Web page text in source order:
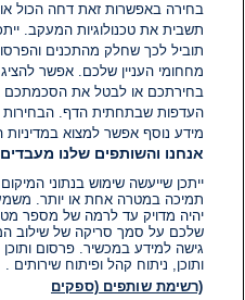
הוסף תגובה
בחירה באפשרות זאת דחה הכול
תשבית את טכנולוגיות המעקב.
תוביל לכך שחלק מהתכנים
מחחומי העניין שלכם. אפשר
בחירתכם או לבטל את הסכמתכם
העדפות שבתחתית הדף. הבחירות
מידע נוסף אפשר למצוא במדיניות
אנחנו והשותפים שלנו
ייתכן שייעשה שימוש בנתוני
תמיכה במטרה אחת או יותר.
יהיה מדויק עד לרמה של מספר
שלכם על סמך סריקה של שילוב
גישה למידע במכשיר. פרסום
ותוכן, ניתוח קהל ופיתוח שירותים .
(רשימת שותפים (ספקים